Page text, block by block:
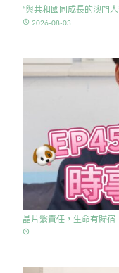
“與共和國同成長的澳門
access_time 2026-08-03
晶片繫責任，生命有歸宿
access_time